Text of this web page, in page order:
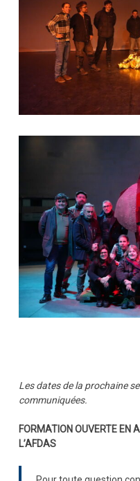
Les dates de la prochaine
communiquées.
FORMATION OUVERTE EN
L’AFDAS